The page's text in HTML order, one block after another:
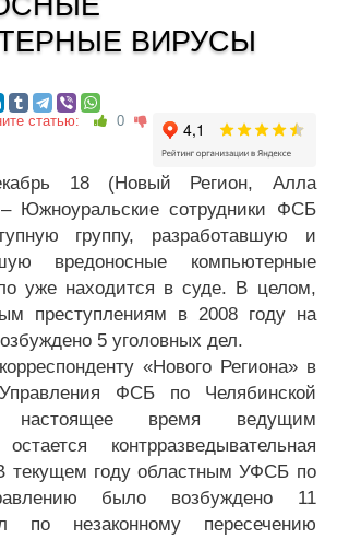
ВИРУСЫ
статью: 0
18 (Новый Регион, Алла
– Южноуральские сотрудники ФСБ
группу, разработавшую и
вредоносные компьютерные
уже находится в суде. В целом,
преступлениям в 2008 году на
5 уголовных дел.
«Нового Региона» в
ФСБ по Челябинской
время ведущим
контрразведывательная
текущем году областным УФСБ по
было возбуждено 11
по незаконному пересечению